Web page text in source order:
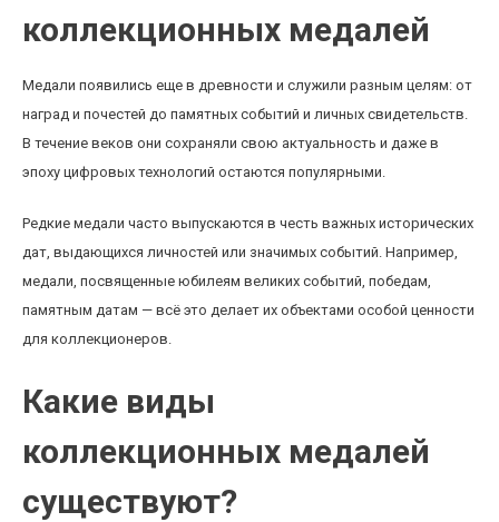
коллекционных медалей
Медали появились еще в древности и служили разным целям: от
наград и почестей до памятных событий и личных свидетельств.
В течение веков они сохраняли свою актуальность и даже в
эпоху цифровых технологий остаются популярными.
Редкие медали часто выпускаются в честь важных исторических
дат, выдающихся личностей или значимых событий. Например,
медали, посвященные юбилеям великих событий, победам,
памятным датам — всё это делает их объектами особой ценности
для коллекционеров.
Какие виды
коллекционных медалей
существуют?